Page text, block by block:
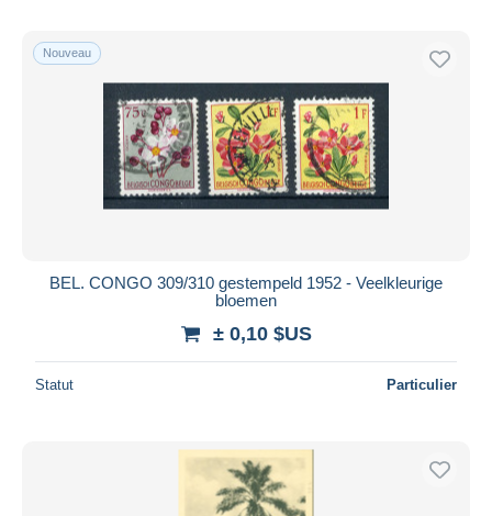
Nouveau
BEL. CONGO 309/310 gestempeld 1952 - Veelkleurige
bloemen
± 0,10 $US
Statut Particulier